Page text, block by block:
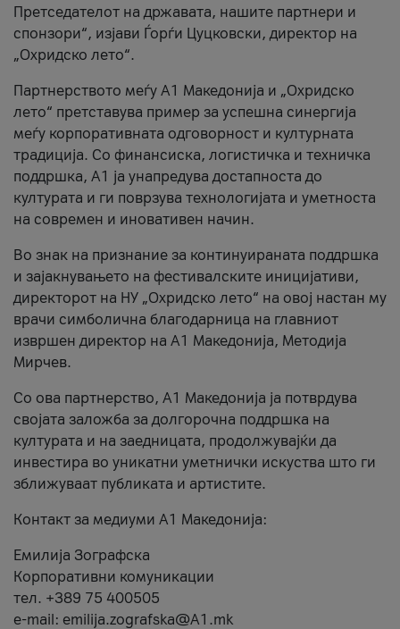
Претседателот на државата, нашите партнери и
спонзори“, изјави Ѓорѓи Цуцковски, директор на
„Охридско лето“.
Партнерството меѓу A1 Македонија и „Охридско
лето“ претставува пример за успешна синергија
меѓу корпоративната одговорност и културната
традиција. Со финансиска, логистичка и техничка
поддршка, A1 ја унапредува достапноста до
културата и ги поврзува технологијата и уметноста
на современ и иновативен начин.
Во знак на признание за континуираната поддршка
и зајакнувањето на фестивалските иницијативи,
директорот на НУ „Охридско лето“ на овој настан му
врачи симболична благодарница на главниот
извршен директор на A1 Македонија, Методија
Мирчев.
Со ова партнерство, A1 Македонија ја потврдува
својата заложба за долгорочна поддршка на
културата и на заедницата, продолжувајќи да
инвестира во уникатни уметнички искуства што ги
зближуваат публиката и артистите.
Контакт за медиуми А1 Македонија:
Емилија Зографска
Корпоративни комуникации
тел. +389 75 400505
e-mail: emilija.zografska@A1.mk